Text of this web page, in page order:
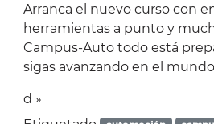
Arranca el nuevo curso con
herramientas a punto y
Campus-Auto todo está
sigas avanzando en el
d »